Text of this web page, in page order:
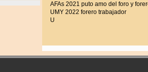
AFAs 2021 puto amo del foro y
UMY 2022 forero trabajador
U